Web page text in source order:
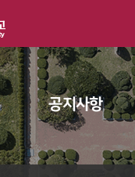
공지사항